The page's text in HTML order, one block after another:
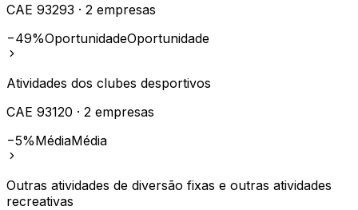
CAE 93293 · 2 empresas
−49%OportunidadeOportunidade
Atividades dos clubes desportivos
CAE 93120 · 2 empresas
−5%MédiaMédia
Outras atividades de diversão fixas e outras atividades
recreativas